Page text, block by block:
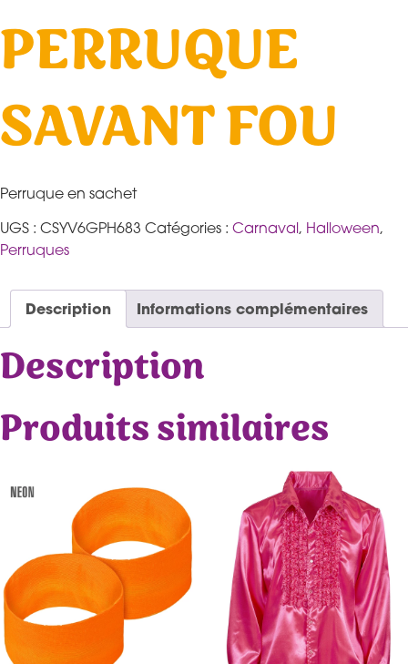
PERRUQUE
SAVANT FOU
Perruque en sachet
UGS : CSYV6GPH683 Catégories : Carnaval, Halloween,
Perruques
Description Informations complémentaires
Description
Produits similaires